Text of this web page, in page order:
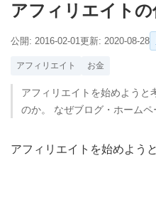
アフィリエイト
公開: 2016-02-01更新: 2020-08-28
アフィリエイト お金
アフィリエイトを始めようと
のか。 なぜブログ・ホーム
アフィリエイトを始めよう